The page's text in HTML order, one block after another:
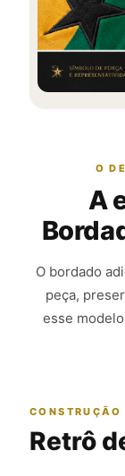
O
A
O bordado
peça,
esse
CONSTRUÇÃO
Retrô